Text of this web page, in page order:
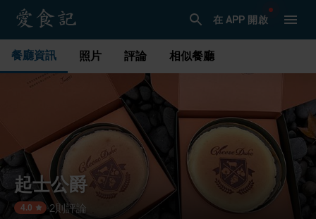
在 APP 開啟
餐廳資訊 照片 評論 相似餐廳
起士公爵
4.0 ·2則評論